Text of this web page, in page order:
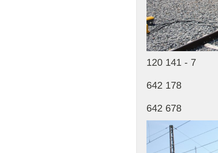
120 141 - 7
642 178
642 678